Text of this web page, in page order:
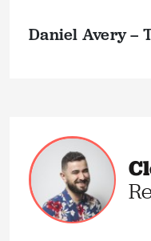
Daniel Avery –